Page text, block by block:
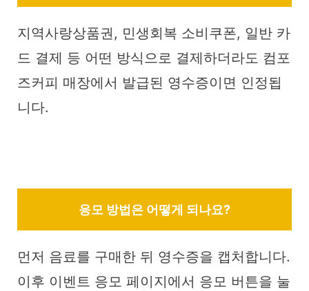
지역사랑상품권, 민생회복 소비쿠폰, 일반 카
드 결제 등 어떤 방식으로 결제하더라도 컴포
즈커피 매장에서 발급된 영수증이면 인정됩
니다.
응모 방법은 어떻게 되나요?
먼저 음료를 구매한 뒤 영수증을 캡처합니다.
이후 이벤트 응모 페이지에서 응모 버튼을 눌